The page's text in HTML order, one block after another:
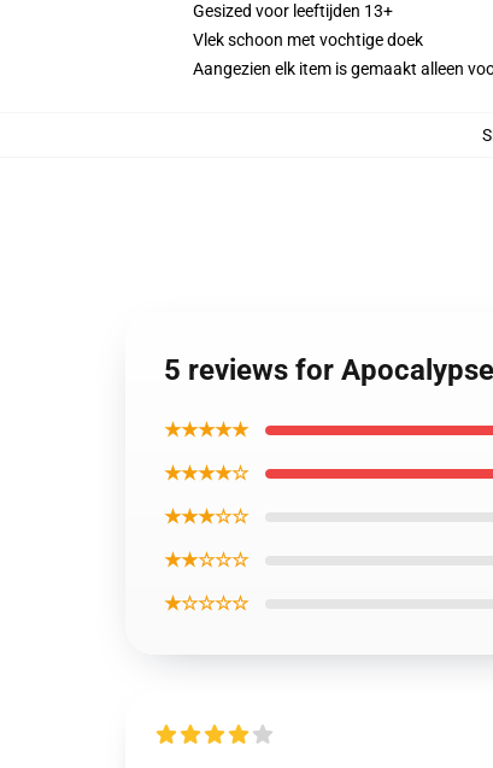
Gesized voor leeftijden 13+
Vlek schoon met vochtige doek
Aangezien elk item is gemaakt alleen
5 reviews for
★★★★★
★★★★☆
★★★☆☆
★★☆☆☆
★☆☆☆☆